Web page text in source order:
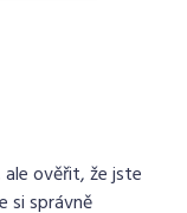
ověřit, že jste
si správně